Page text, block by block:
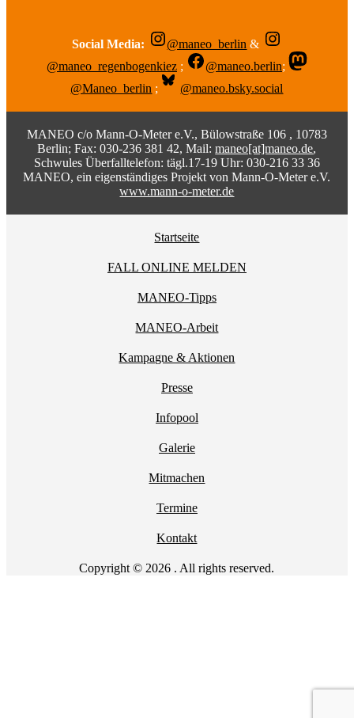
Social Media: @maneo_berlin &
@maneo_regenbogenkiez ; @maneo.berlin;
@Maneo_berlin ; @maneo.bsky.social
MANEO c/o Mann-O-Meter e.V., Bülowstraße 106 , 10783
Berlin; Fax: 030-236 381 42, Mail:maneo[at]maneo.de,
Schwules Überfalltelefon: tägl.17-19 Uhr: 030-216 33 36
MANEO, ein eigenständiges Projekt von Mann-O-Meter e.V.
www.mann-o-meter.de
Startseite
FALL ONLINE MELDEN
MANEO-Tipps
MANEO-Arbeit
Kampagne & Aktionen
Presse
Infopool
Galerie
Mitmachen
Termine
Kontakt
Copyright © 2026 . All rights reserved.